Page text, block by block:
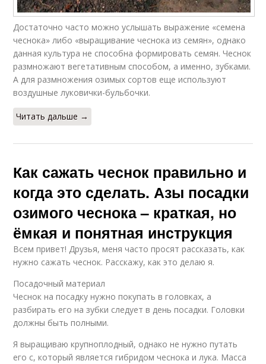
Достаточно часто можно услышать выражение «семена
чеснока» либо «выращивание чеснока из семян», однако
данная культура не способна формировать семян. Чеснок
размножают вегетативным способом, а именно, зубками.
А для размножения озимых сортов еще используют
воздушные луковички-бульбочки.
Читать дальше →
Как сажать чеснок правильно и
когда это сделать. Азы посадки
озимого чеснока – краткая, но
ёмкая и понятная инструкция
Всем привет! Друзья, меня часто просят рассказать, как
нужно сажать чеснок. Расскажу, как это делаю я.
Посадочный материал
Чеснок на посадку нужно покупать в головках, а
разбирать его на зубки следует в день посадки. Головки
должны быть полными.
Я выращиваю крупноплодный, однако не нужно путать
его с, который является гибридом чеснока и лука. Масса